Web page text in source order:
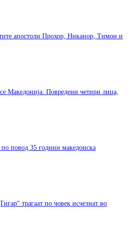
апостоли Прохор, Никанор, Тимон и
Македонија: Повредени четири лица,
повод 35 години македонска
трагаат по човек исчезнат во